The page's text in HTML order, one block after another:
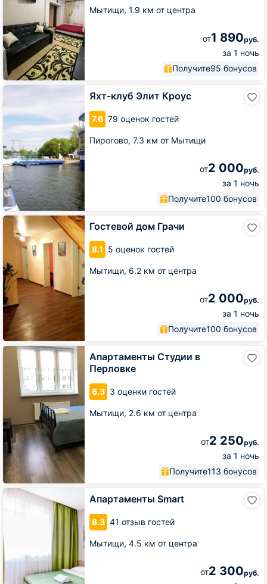
Мытищи, 1.9 км от центра
от1 890руб.
за 1 ночь
Получите95 бонусов
Яхт-клуб Элит Кроус
7.6 79 оценок гостей
Пирогово, 7.3 км от Мытищи
от2 000руб.
за 1 ночь
Получите100 бонусов
Яхт-
Гостевой дом Грачи
8.1 5 оценок гостей
Мытищи, 6.2 км от центра
от2 000руб.
за 1 ночь
Получите100 бонусов
Гостевой
дом
Грачи
Апартаменты Студии в
Перловке
6.3 3 оценки гостей
Мытищи, 2.6 км от центра
от2 250руб.
за 1 ночь
Получите113 бонусов
Апартаменты
Студии
Перловке
Апартаменты Smart
8.3 41 отзыв гостей
Мытищи, 4.5 км от центра
от2 300руб.
Апартаменты